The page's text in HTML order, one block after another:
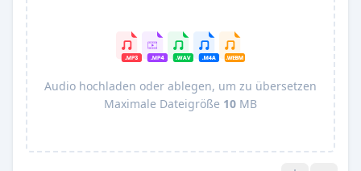
Audio hochladen oder ablegen, um zu übersetzen
Maximale Dateigröße 10 MB